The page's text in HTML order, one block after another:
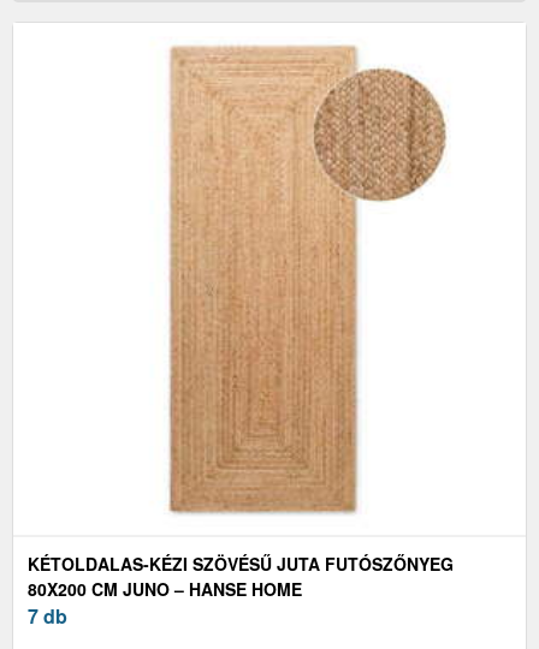
KÉTOLDALAS-KÉZI SZÖVÉSŰ JUTA FUTÓSZŐNYEG
80X200 CM JUNO – HANSE HOME
7 db